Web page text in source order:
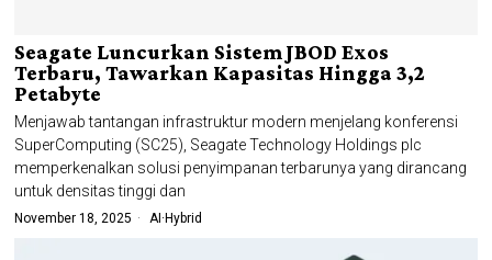
Seagate Luncurkan Sistem JBOD Exos
Terbaru, Tawarkan Kapasitas Hingga 3,2
Petabyte
Menjawab tantangan infrastruktur modern menjelang konferensi
SuperComputing (SC25), Seagate Technology Holdings plc
memperkenalkan solusi penyimpanan terbarunya yang dirancang
untuk densitas tinggi dan
November 18, 2025 AI · Hybrid